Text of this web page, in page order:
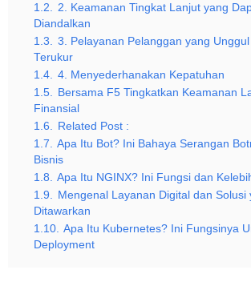
1.2.
2. Keamanan Tingkat Lanjut yang
Diandalkan
1.3.
3. Pelayanan Pelanggan yang
Terukur
1.4.
4. Menyederhanakan Kepatuhan
1.5.
Bersama F5 Tingkatkan Keamanan
Finansial
1.6.
Related Post :
1.7.
Apa Itu Bot? Ini Bahaya Serangan
Bisnis
1.8.
Apa Itu NGINX? Ini Fungsi dan
1.9.
Mengenal Layanan Digital dan Solusi
Ditawarkan
1.10. Apa Itu Kubernetes? Ini Fungsinya
Deployment